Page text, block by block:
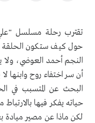
تقترب رحلة مسلسل
حول كيف ستكون الحلقة
النجم أحمد العوضي، ولا
أن سر اختفاء روح وابنها
البحث عن المتسبب في
حياته يفكر فيها
لكن ماذا عن مصير